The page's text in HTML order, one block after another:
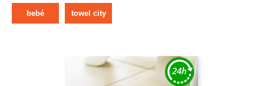
bebé towel city